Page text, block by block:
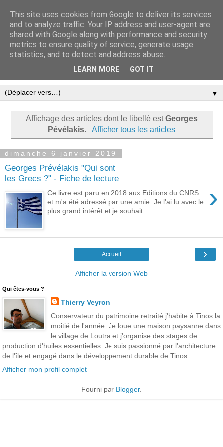
Le blog ensoleillé de Tinos
dans les Cyclades
Une expression libre et écolo à Tinos
▼
Affichage des articles dont le libellé estGeorges
Pévélakis. Afficher tous les articles
dimanche 6 janvier 2019
Georges Prévélakis "Qui sont
les Grecs ?" - Fiche de lecture
›
Ce livre est paru en 2018 aux Editions du CNRS
et m'a été adressé par une amie. Je l'ai lu avec le
plus grand intérêt et je souhait...
›
Accueil
Afficher la version Web
Qui êtes-vous ?
Thierry Veyron
Conservateur du patrimoine retraité j'habite à Tinos la
moitié de l'année. Je loue une maison paysanne dans
le village de Loutra et j'organise des stages de
production d'huiles essentielles. Je suis passionné par l'architecture
de l'île et engagé dans le développement durable de Tinos.
Afficher mon profil complet
Fourni par Blogger.
This site uses cookies from Google to deliver its services
and to analyze traffic. Your IP address and user-agent are
shared with Google along with performance and security
metrics to ensure quality of service, generate usage
statistics, and to detect and address abuse.
LEARN MORE GOT IT